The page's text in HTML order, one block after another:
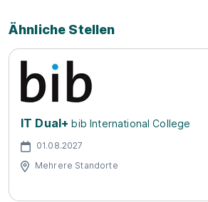
Ähnliche Stellen
IT Dual+ bib International College
01.08.2027
Mehrere Standorte